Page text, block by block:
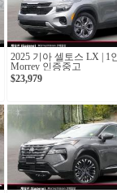
2025 기아 셀토스 LX | 1
Morrey 인증중고
$23,979